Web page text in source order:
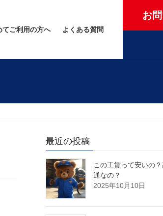
てご利用の方へ よくある質問
お
最近の投稿
この工賃って安いの
通なの？
2025年10月10日